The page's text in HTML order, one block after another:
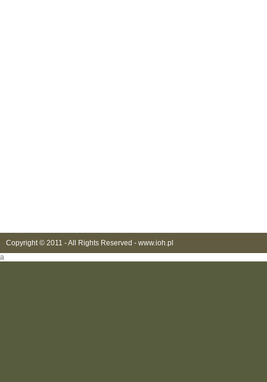
Copyright © 2011 - All Rights Reserved - www.ioh.pl
a